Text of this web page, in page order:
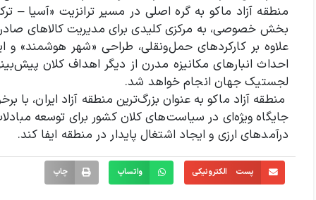
منطقه آزاد ماکو به گره اصلی در مسیر ترانزیت «آسیا –
بخش خصوصی، به مرکزی کلیدی برای مدیریت کالاهای
علاوه بر کارکردهای حمل‌ونقلی، طراحی «شهر
احداث انبارهای مکانیزه مدرن از دیگر اهداف کلان
لجستیک جهان انجام خواهد شد.
منطقه آزاد ماکو به عنوان بزرگ‌ترین منطقه آزاد ایران، با
جایگاه ویژه‌ای در سیاست‌های کلان کشور برای توسعه
درآمدهای ارزی و ایجاد اشتغال پایدار در منطقه ایفا کند.
پست الکترونیکی واتساپ چاپ